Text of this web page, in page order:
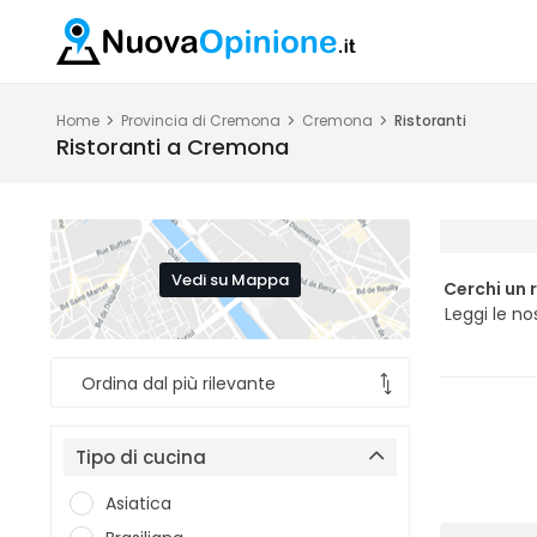
Home Provincia di Cremona Cremona Ristoranti
Ristoranti a Cremona
Vedi su Mappa
Tipo di cucina
Asiatica
Cerchi un
Leggi le